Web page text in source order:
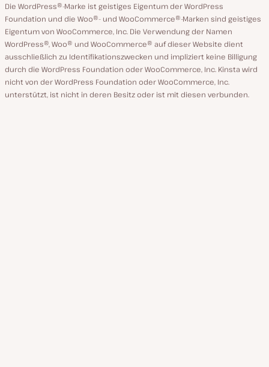
Die WordPress®-Marke ist geistiges Eigentum der WordPress
Foundation und die Woo®- und WooCommerce®-Marken sind geistiges
Eigentum von WooCommerce, Inc. Die Verwendung der Namen
WordPress®, Woo® und WooCommerce® auf dieser Website dient
ausschließlich zu Identifikationszwecken und impliziert keine Billigung
durch die WordPress Foundation oder WooCommerce, Inc. Kinsta wird
nicht von der WordPress Foundation oder WooCommerce, Inc.
unterstützt, ist nicht in deren Besitz oder ist mit diesen verbunden.